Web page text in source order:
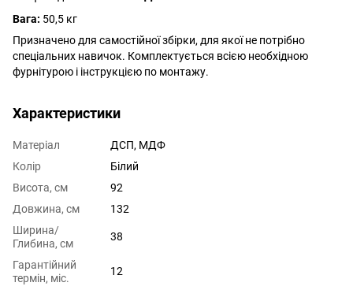
Вага: 50,5 кг
Призначено для самостійної збірки, для якої не потрібно
спеціальних навичок. Комплектується всією необхідною
фурнітурою і інструкцією по монтажу.
Характеристики
Матеріал
ДСП, МДФ
Колір
Білий
Висота, см
92
Довжина, см
132
Ширина/
Глибина, см
38
Гарантійний
термін, міс.
12